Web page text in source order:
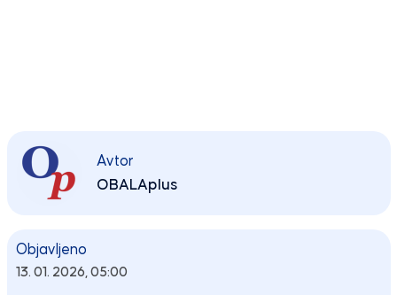
Avtor
OBALAplus
Objavljeno
13. 01. 2026, 05:00